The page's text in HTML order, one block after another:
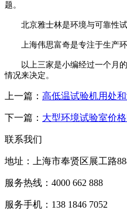
题。
北京雅士林是环境与可靠性试
上海伟思富奇是专注于生产环
以上三家是小编经过一个月的
情况来决定。
上一篇： 高低温试验机用处
下一篇： 大型环境试验室价
联系我们
地址：上海市奉贤区展工路
服务热线：4000 662 888
服务手机：138 1846 7052